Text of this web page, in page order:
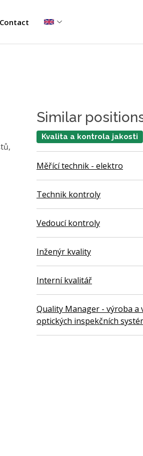
Contact
Similar
Kvalita a kontrola jakosti
Měřící technik - elektro
Technik kontroly
Vedoucí kontroly
Inženýr kvality
Interní kvalitář
Quality Manager - výroba a
optických inspekčních